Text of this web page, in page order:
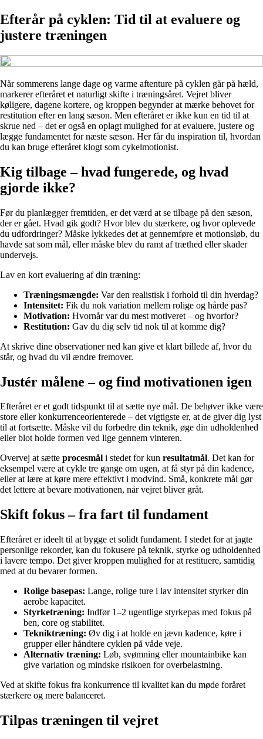
Efterår på cyklen: Tid til at evaluere og
justere træningen
Når sommerens lange dage og varme aftenture på cyklen går på hæld,
markerer efteråret et naturligt skifte i træningsåret. Vejret bliver
køligere, dagene kortere, og kroppen begynder at mærke behovet for
restitution efter en lang sæson. Men efteråret er ikke kun en tid til at
skrue ned – det er også en oplagt mulighed for at evaluere, justere og
lægge fundamentet for næste sæson. Her får du inspiration til, hvordan
du kan bruge efteråret klogt som cykelmotionist.
Kig tilbage – hvad fungerede, og hvad
gjorde ikke?
Før du planlægger fremtiden, er det værd at se tilbage på den sæson,
der er gået. Hvad gik godt? Hvor blev du stærkere, og hvor oplevede
du udfordringer? Måske lykkedes det at gennemføre et motionsløb, du
havde sat som mål, eller måske blev du ramt af træthed eller skader
undervejs.
Lav en kort evaluering af din træning:
Træningsmængde: Var den realistisk i forhold til din hverdag?
Intensitet: Fik du nok variation mellem rolige og hårde pas?
Motivation: Hvornår var du mest motiveret – og hvorfor?
Restitution: Gav du dig selv tid nok til at komme dig?
At skrive dine observationer ned kan give et klart billede af, hvor du
står, og hvad du vil ændre fremover.
Justér målene – og find motivationen igen
Efteråret er et godt tidspunkt til at sætte nye mål. De behøver ikke være
store eller konkurrenceorienterede – det vigtigste er, at de giver dig lyst
til at fortsætte. Måske vil du forbedre din teknik, øge din udholdenhed
eller blot holde formen ved lige gennem vinteren.
Overvej at sætte procesmål i stedet for kun resultatmål. Det kan for
eksempel være at cykle tre gange om ugen, at få styr på din kadence,
eller at lære at køre mere effektivt i modvind. Små, konkrete mål gør
det lettere at bevare motivationen, når vejret bliver gråt.
Skift fokus – fra fart til fundament
Efteråret er ideelt til at bygge et solidt fundament. I stedet for at jagte
personlige rekorder, kan du fokusere på teknik, styrke og udholdenhed
i lavere tempo. Det giver kroppen mulighed for at restituere, samtidig
med at du bevarer formen.
Rolige basepas: Lange, rolige ture i lav intensitet styrker din
aerobe kapacitet.
Styrketræning: Indfør 1–2 ugentlige styrkepas med fokus på
ben, core og stabilitet.
Tekniktræning: Øv dig i at holde en jævn kadence, køre i
grupper eller håndtere cyklen på våde veje.
Alternativ træning: Løb, svømning eller mountainbike kan
give variation og mindske risikoen for overbelastning.
Ved at skifte fokus fra konkurrence til kvalitet kan du møde foråret
stærkere og mere balanceret.
Tilpas træningen til vejret